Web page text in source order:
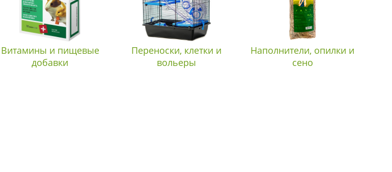
Витамины и пищевые
добавки
Переноски, клетки и
вольеры
Наполнители, опилки и
сено